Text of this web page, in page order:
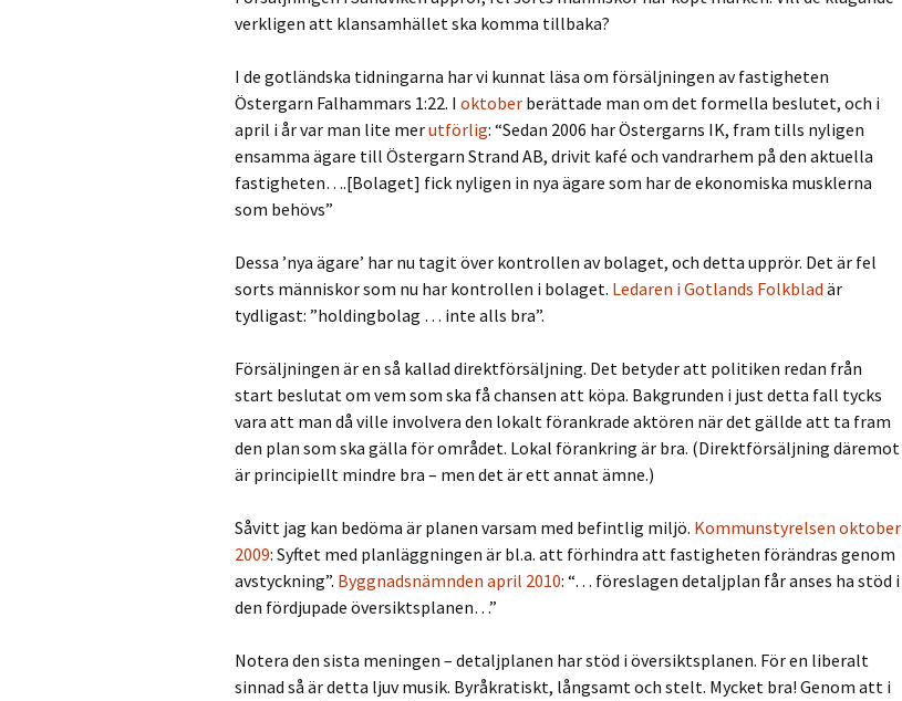
verkligen att klansamhället ska komma tillbaka?
I de gotländska tidningarna har vi kunnat läsa om försäljningen av fastigheten
Östergarn Falhammars 1:22. I oktober berättade man om det formella beslutet, och i
april i år var man lite merutförlig: “Sedan 2006 har Östergarns IK, fram tills nyligen
ensamma ägare till Östergarn Strand AB, drivit kafé och vandrarhem på den aktuella
fastigheten….[Bolaget] fick nyligen in nya ägare som har de ekonomiska musklerna
som behövs”
Dessa ’nya ägare’ har nu tagit över kontrollen av bolaget, och detta upprör. Det är fel
sorts människor som nu har kontrollen i bolaget. Ledaren i Gotlands Folkblad är
tydligast: ”holdingbolag … inte alls bra”.
Försäljningen är en så kallad direktförsäljning. Det betyder att politiken redan från
start beslutat om vem som ska få chansen att köpa. Bakgrunden i just detta fall tycks
vara att man då ville involvera den lokalt förankrade aktören när det gällde att ta fram
den plan som ska gälla för området. Lokal förankring är bra. (Direktförsäljning däremot
är principiellt mindre bra – men det är ett annat ämne.)
Såvitt jag kan bedöma är planen varsam med befintlig miljö. Kommunstyrelsen oktober
2009: Syftet med planläggningen är bl.a. att förhindra att fastigheten förändras genom
avstyckning”. Byggnadsnämnden april 2010: “… föreslagen detaljplan får anses ha stöd i
den fördjupade översiktsplanen…”
Notera den sista meningen – detaljplanen har stöd i översiktsplanen. För en liberalt
sinnad så är detta ljuv musik. Byråkratiskt, långsamt och stelt. Mycket bra! Genom att i